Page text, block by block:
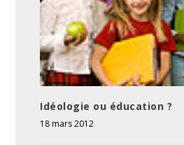
Idéologie ou éducation ?
18 mars 2012